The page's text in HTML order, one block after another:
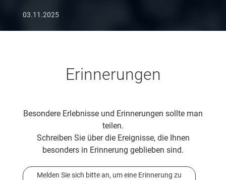
03.11.2025
Erinnerungen
Besondere Erlebnisse und Erinnerungen sollte man
teilen.
Schreiben Sie über die Ereignisse, die Ihnen
besonders in Erinnerung geblieben sind.
Melden Sie sich bitte an, um eine Erinnerung zu